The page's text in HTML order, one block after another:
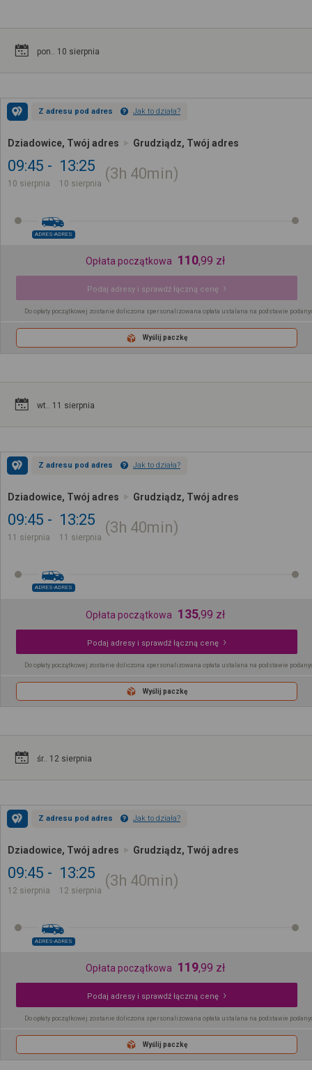
pon.. 10 sierpnia
Z adresu pod adres Jak to działa?
Dziadowice, Twój adres Grudziądz, Twój adres
09:45
10 sierpnia
13:25
10 sierpnia
3h 40min
ADRES-ADRES
Opłata początkowa 110,99 zł
Podaj adresy i sprawdź łączną cenę
Do opłaty początkowej zostanie doliczona spersonalizowana opłata ustalana na podstawie
Wyślij paczkę
wt.. 11 sierpnia
Z adresu pod adres Jak to działa?
Dziadowice, Twój adres Grudziądz, Twój adres
09:45
11 sierpnia
13:25
11 sierpnia
3h 40min
ADRES-ADRES
Opłata początkowa 135,99 zł
Podaj adresy i sprawdź łączną cenę
Do opłaty początkowej zostanie doliczona spersonalizowana opłata ustalana na podstawie
Wyślij paczkę
śr.. 12 sierpnia
Z adresu pod adres Jak to działa?
Dziadowice, Twój adres Grudziądz, Twój adres
09:45
12 sierpnia
13:25
12 sierpnia
3h 40min
ADRES-ADRES
Opłata początkowa 119,99 zł
Podaj adresy i sprawdź łączną cenę
Do opłaty początkowej zostanie doliczona spersonalizowana opłata ustalana na podstawie
Wyślij paczkę